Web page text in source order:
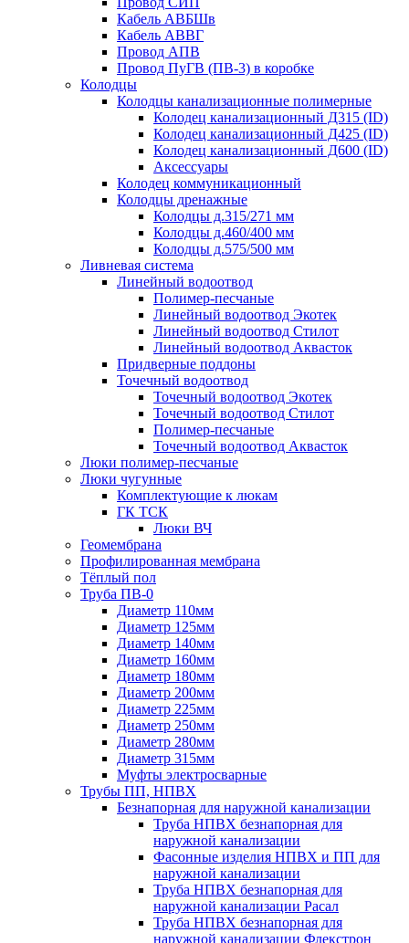
Кабель АВБШв
Кабель АВВГ
Провод АПВ
Провод ПуГВ (ПВ-3) в коробке
Колодцы
Колодцы канализационные полимерные
Колодец канализационный Д315 (ID)
Колодец канализационный Д425 (ID)
Колодец канализационный Д600 (ID)
Аксессуары
Колодец коммуникационный
Колодцы дренажные
Колодцы д.315/271 мм
Колодцы д.460/400 мм
Колодцы д.575/500 мм
Ливневая система
Линейный водоотвод
Полимер-песчаные
Линейный водоотвод Экотек
Линейный водоотвод Стилот
Линейный водоотвод Аквасток
Придверные поддоны
Точечный водоотвод
Точечный водоотвод Экотек
Точечный водоотвод Стилот
Полимер-песчаные
Точечный водоотвод Аквасток
Люки полимер-песчаные
Люки чугунные
Комплектующие к люкам
ГК ТСК
Люки ВЧ
Геомембрана
Профилированная мембрана
Тёплый пол
Труба ПВ-0
Диаметр 110мм
Диаметр 125мм
Диаметр 140мм
Диаметр 160мм
Диаметр 180мм
Диаметр 200мм
Диаметр 225мм
Диаметр 250мм
Диаметр 280мм
Диаметр 315мм
Муфты электросварные
Трубы ПП, НПВХ
Безнапорная для наружной канализации
Труба НПВХ безнапорная для
наружной канализации
Фасонные изделия НПВХ и ПП для
наружной канализации
Труба НПВХ безнапорная для
наружной канализации Расал
Труба НПВХ безнапорная для
наружной канализации Флекстрон